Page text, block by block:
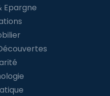
Epargne